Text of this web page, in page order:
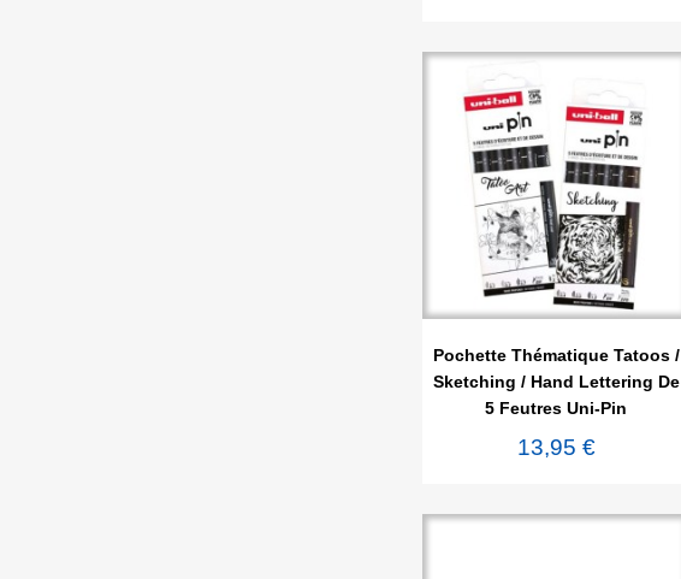
 Aperçu rapide
Pochette Thématique Tatoos /
Sketching / Hand Lettering De
5 Feutres Uni-Pin
13,95 €